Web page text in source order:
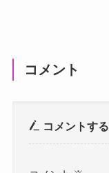
コメント
コメントする